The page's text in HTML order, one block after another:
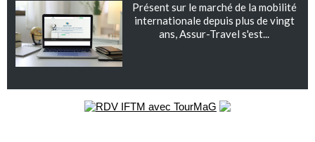
Présent sur le marché de la mobilité
internationale depuis plus de vingt
ans, Assur-Travel s'est...